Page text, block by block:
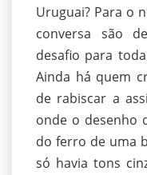
Uruguai? Para o
conversa são
desafio para
Ainda há quem
de rabiscar a
onde o desenho
do ferro de uma
só havia tons